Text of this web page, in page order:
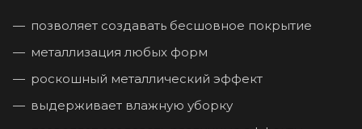
позволяет создавать бесшовное покрытие
металлизация любых форм
роскошный металлический эффект
выдерживает влажную уборку